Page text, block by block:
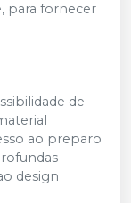
para fornecer
de
ao preparo
design